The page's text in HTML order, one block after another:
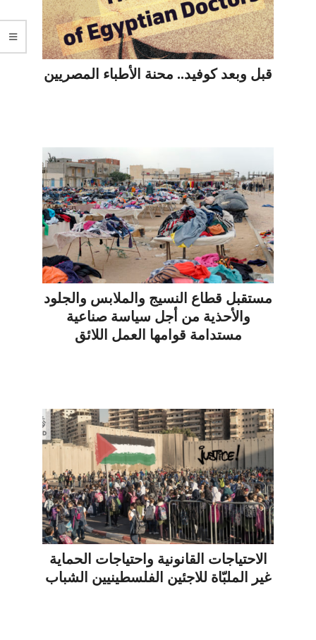
قبل وبعد كوفيد.. محنة الأطباء المصريين
مستقبل قطاع النسيج والملابس والجلود
والأحذية من أجل سياسة صناعية
مستدامة قوامها العمل اللائق
الاحتياجات القانونية واحتياجات الحماية
غير الملبّاة للاجئين الفلسطينيين الشباب